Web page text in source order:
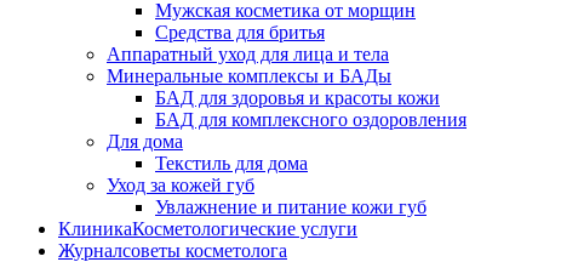
Мужская косметика от морщин
Средства для бритья
Аппаратный уход для лица и тела
Минеральные комплексы и БАДы
БАД для здоровья и красоты кожи
БАД для комплексного оздоровления
Для дома
Текстиль для дома
Уход за кожей губ
Увлажнение и питание кожи губ
КлиникаКосметологические услуги
Журналсоветы косметолога